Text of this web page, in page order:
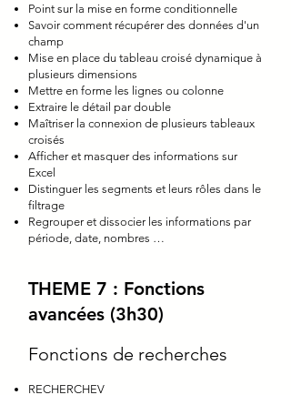
Point sur la mise en forme conditionnelle
Savoir comment récupérer des données d'un
champ
Mise en place du tableau croisé dynamique à
plusieurs dimensions
Mettre en forme les lignes ou colonne
Extraire le détail par double
Maîtriser la connexion de plusieurs tableaux
croisés
Afficher et masquer des informations sur
Excel
Distinguer les segments et leurs rôles dans le
filtrage
Regrouper et dissocier les informations par
période, date, nombres …
THEME 7 : Fonctions
avancées (3h30)
Fonctions de recherches
RECHERCHEV